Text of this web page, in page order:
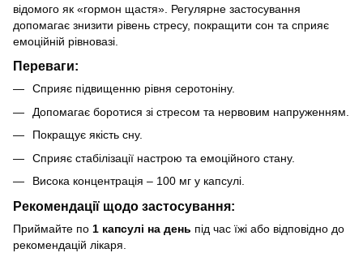
відомого як «гормон щастя». Регулярне застосування
допомагає знизити рівень стресу, покращити сон та сприяє
емоційній рівновазі.
Переваги:
Сприяє підвищенню рівня серотоніну.
Допомагає боротися зі стресом та нервовим напруженням.
Покращує якість сну.
Сприяє стабілізації настрою та емоційного стану.
Висока концентрація – 100 мг у капсулі.
Рекомендації щодо застосування:
Приймайте по 1 капсулі на день під час їжі або відповідно до
рекомендацій лікаря.